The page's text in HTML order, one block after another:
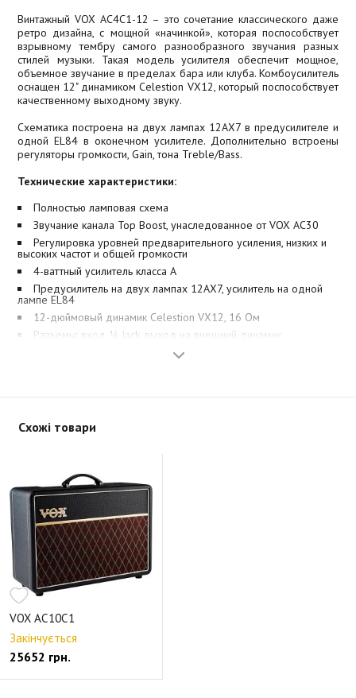
Винтажный VOX AC4C1-12 – это сочетание классического даже
ретро дизайна, с мощной «начинкой», которая поспособствует
взрывному тембру самого разнообразного звучания разных
стилей музыки. Такая модель усилителя обеспечит мощное,
объемное звучание в пределах бара или клуба. Комбоусилитель
оснащен 12" динамиком Celestion VX12, который поспособствует
качественному выходному звуку.
Схематика построена на двух лампах 12AX7 в предусилителе и
одной EL84 в оконечном усилителе. Дополнительно встроены
регуляторы громкости, Gain, тона Treble/Bass.
Технические характеристики:
Полностью ламповая схема
Звучание канала Top Boost, унаследованное от VOX AC30
Регулировка уровней предварительного усиления, низких и
высоких частот и общей громкости
4-ваттный усилитель класса A
Предусилитель на двух лампах 12AX7, усилитель на одной
лампе EL84
12-дюймовый динамик Celestion VX12, 16 Ом
Разъемы: вход ¼ Jack, выход на внешний динамик
Размеры: 406 х 211 х 451 мм
Схожі товари
VOX AC10C1
Закінчується
25652 грн.